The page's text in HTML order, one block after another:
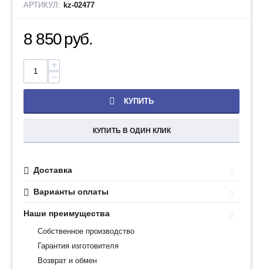
АРТИКУЛ: kz-02477
8 850руб.
+
−
КУПИТЬ
КУПИТЬ В ОДИН КЛИК
Доставка
Варианты оплаты
Наши преимущества
Собственное производство
Гарантия изготовителя
Возврат и обмен